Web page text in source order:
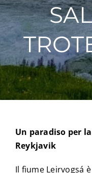
Un paradiso per
Reykjavik
Il fiume Leirvogsá